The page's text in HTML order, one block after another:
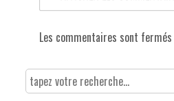
Les commentaires sont fermés